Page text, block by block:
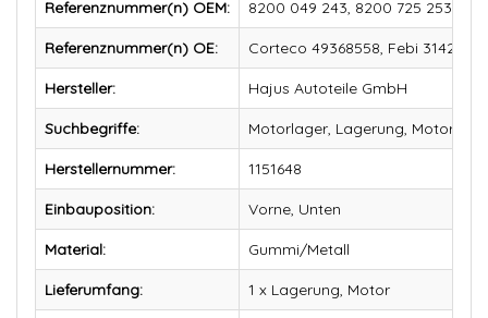
Referenznummer(n) OEM: 8200 049 243, 8200 725 253,
Referenznummer(n) OE: Corteco 49368558, Febi 31421,
Hersteller: Hajus Autoteile GmbH
Suchbegriffe: Motorlager, Lagerung,
Herstellernummer: 1151648
Einbauposition: Vorne, Unten
Material: Gummi/Metall
Lieferumfang: 1 x Lagerung, Motor